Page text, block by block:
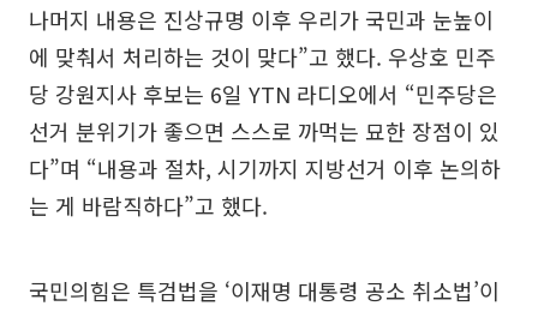
나머지 내용은 진상규명 이후 우리가 국민과 눈높이
에 맞춰서 처리하는 것이 맞다”고 했다. 우상호 민주
당 강원지사 후보는 6일 YTN 라디오에서 “민주당은
선거 분위기가 좋으면 스스로 까먹는 묘한 장점이 있
다”며 “내용과 절차, 시기까지 지방선거 이후 논의하
는 게 바람직하다”고 했다.
국민의힘은 특검법을 ‘이재명 대통령 공소 취소법’이